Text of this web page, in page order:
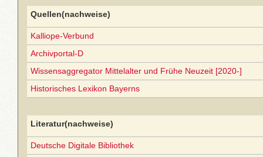
Quellen(nachweise)
Kalliope-Verbund
Archivportal-D
Wissensaggregator Mittelalter und Frühe Neuzeit [2020-]
Historisches Lexikon Bayerns
Literatur(nachweise)
Deutsche Digitale Bibliothek